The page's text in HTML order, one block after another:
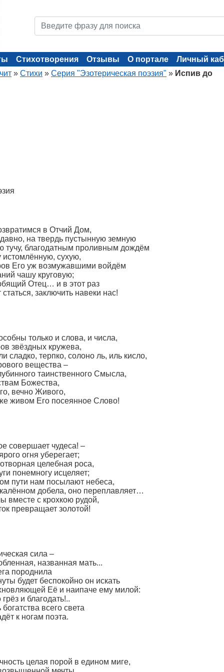
Стихотворения Отзывы О портале
Личный
» Стихи » Серия "Эзотерическая поэзия" » Испив до
в Отчий Дом,
на твердь пустынную земную
тучу, благодатным проливным дождём
истомлённую, сухую,
Его уж возмужавшими войдём
чашу круговую;
Отец… и в этот раз
заключить навеки нас!
только и слова, и числа,
звёздных кружева,
сладко, терпко, солоно ль, иль кисло,
вещества –
таинственного Смысла,
Божества,
вечно Живого,
живом Его посеянное Слово!
совершает чудеса! –
огня уберегает;
целебная роса,
понемногу исцеляет;
пути нам посылают небеса,
добела, оно переплавляет…
вместе с крохкою рудой,
превращает золотой!
сила –
названная мать...
породнила
будет беспокойно он искать
Её и наипаче ему милой:
и благодать!..
всего света
к ногам поэта.
целая порой в едином миге,